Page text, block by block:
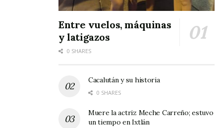
Entre vuelos, máquinas
y latigazos
0 SHARES
Cacalután y su historia
0 SHARES
Muere la actriz Meche Carreño; estuvo
un tiempo en Ixtlán